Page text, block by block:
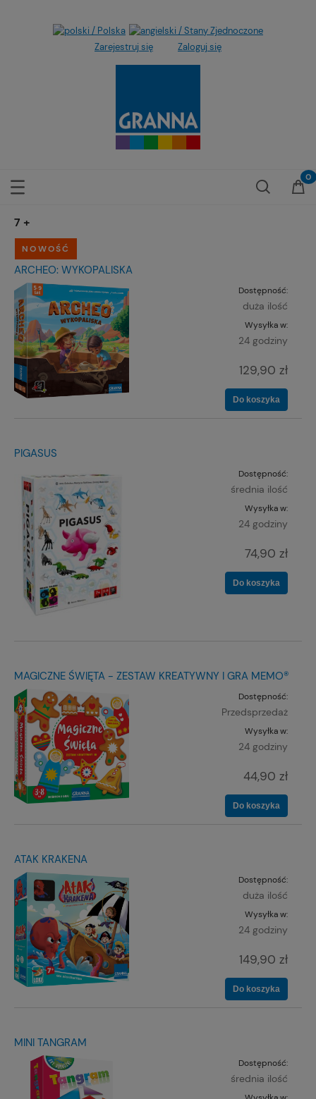
Zarejestruj się Zaloguj się
7+
ARCHEO: WYKOPALISKA
Dostępność:
duża ilość
Wysyłka w:
24 godziny
129,90 zł
Do koszyka
NOWOŚĆ
PIGASUS
Dostępność:
średnia ilość
Wysyłka w:
24 godziny
74,90 zł
Do koszyka
MAGICZNE ŚWIĘTA - ZESTAW KREATYWNY I GRA MEMO®
Dostępność:
Przedsprzedaż
Wysyłka w:
24 godziny
44,90 zł
Do koszyka
ATAK KRAKENA
Dostępność:
duża ilość
Wysyłka w:
24 godziny
149,90 zł
Do koszyka
MINI TANGRAM
Dostępność:
średnia ilość